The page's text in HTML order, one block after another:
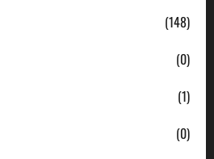
(148)
(0)
(1)
(0)